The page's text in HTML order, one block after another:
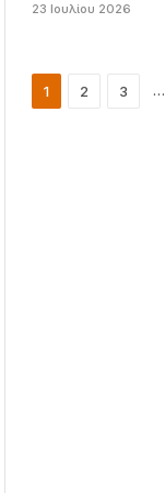
23 Ιουλίου 2026
1 2 3 …